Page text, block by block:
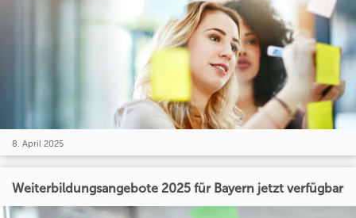
8. April 2025
Weiterbildungsangebote 2025 für Bayern jetzt verfügbar